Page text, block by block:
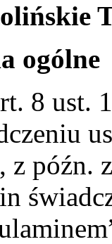
ogólne
8 ust.
późn.